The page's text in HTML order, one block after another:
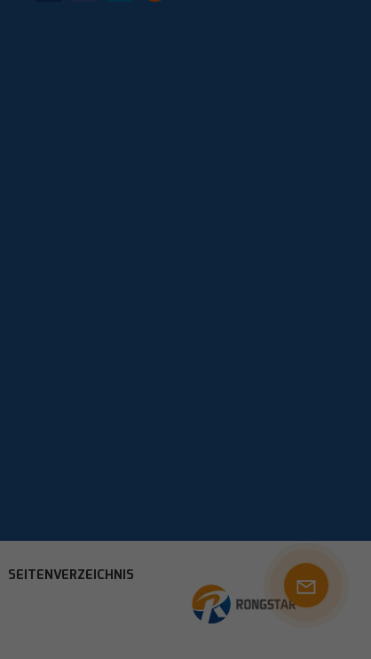
SEITENVERZEICHNIS